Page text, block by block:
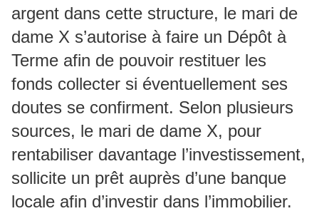
argent dans cette structure, le mari de
dame X s’autorise à faire un Dépôt à
Terme afin de pouvoir restituer les
fonds collecter si éventuellement ses
doutes se confirment. Selon plusieurs
sources, le mari de dame X, pour
rentabiliser davantage l’investissement,
sollicite un prêt auprès d’une banque
locale afin d’investir dans l’immobilier.